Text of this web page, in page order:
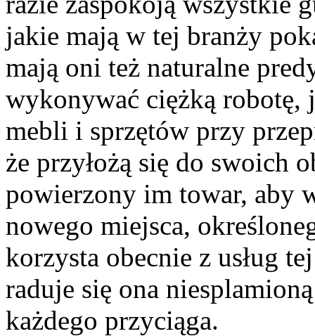
jakie mają w tej branży
mają oni też naturalne
wykonywać ciężką robotę,
mebli i sprzętów przy
że przyłożą się do swoich
powierzony im towar, aby
nowego miejsca,
korzysta obecnie z usług
raduje się ona
każdego przyciąga.